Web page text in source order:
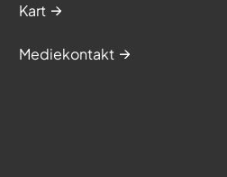
Kart
Mediekontakt